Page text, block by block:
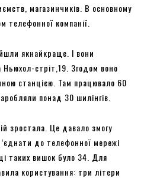
магазинчиків. В основному
телефонної компанії.
якнайкраще. І вони
Ньюхол-стріт,19. Згодом воно
станцією. Там працювало 60
понад 30 шилінгів.
зростала. Це давало змогу
до телефонної мережі
таких вишок було 34. Для
користування: три літери